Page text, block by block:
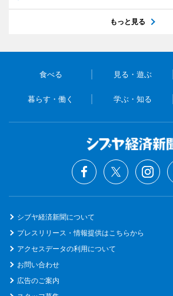
もっと見る
食べる 見る・遊ぶ
暮らす・働く 学ぶ・知る
シブヤ経済新聞について
プレスリリース・情報提供はこちらから
アクセスデータの利用について
お問い合わせ
広告のご案内